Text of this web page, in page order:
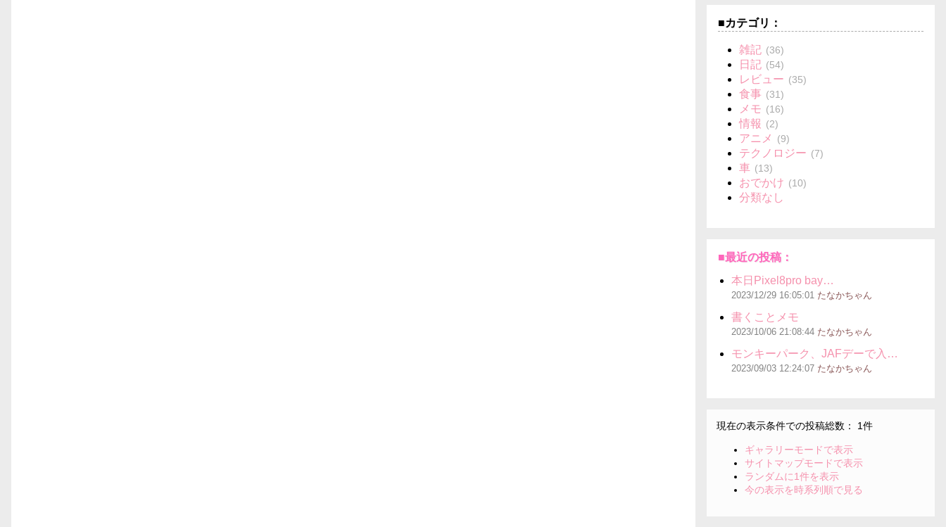
■カテゴリ：
雑記 (36)
日記 (54)
レビュー (35)
食事 (31)
メモ (16)
情報 (2)
アニメ (9)
テクノロジー (7)
車 (13)
おでかけ (10)
分類なし
■最近の投稿：
本日Pixel8pro bay…
2023/12/29 16:05:01 たなかちゃん
書くことメモ
2023/10/06 21:08:44 たなかちゃん
モンキーパーク、JAFデーで入…
2023/09/03 12:24:07 たなかちゃん
現在の表示条件での投稿総数： 1件
ギャラリーモードで表示
サイトマップモードで表示
ランダムに1件を表示
今の表示を時系列順で見る